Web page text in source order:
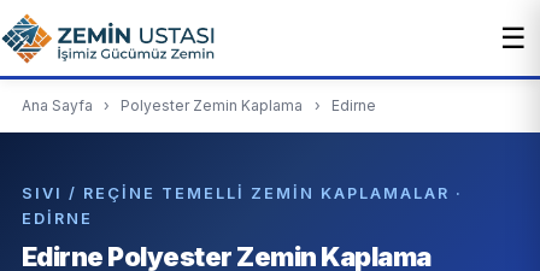
☰
Ana Sayfa › Polyester Zemin Kaplama › Edirne
SIVI / REÇINE TEMELLI ZEMIN KAPLAMALAR ·
EDIRNE
Edirne Polyester Zemin Kaplama